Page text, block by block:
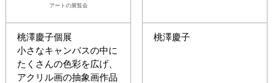
アート の展覧会
桃澤慶子個展
小さなキャンバスの中に
たくさんの色彩を広げ、
アクリル画の抽象画作品
桃澤慶子